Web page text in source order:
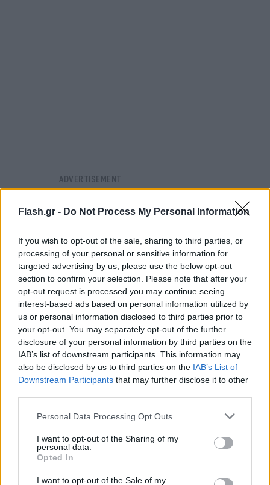
Flash.gr - Do Not Process My Personal Information
If you wish to opt-out of the sale, sharing to third parties, or
processing of your personal or sensitive information for
targeted advertising by us, please use the below opt-out
section to confirm your selection. Please note that after your
opt-out request is processed you may continue seeing
interest-based ads based on personal information utilized by
us or personal information disclosed to third parties prior to
your opt-out. You may separately opt-out of the further
disclosure of your personal information by third parties on the
IAB’s list of downstream participants. This information may
also be disclosed by us to third parties on the IAB’s List of
Downstream Participants that may further disclose it to other
Please note that this website/app uses one or more Google
not limited to your visit or usage behaviour. You may click to
grant or deny consent to Google and its third-party tags to
use your data for below specified purposes in below Google
consent section.
Personal Data Processing Opt Outs
I want to opt-out of the Sharing of my
personal data.
Opted In
I want to opt-out of the Sale of my
FLASH FOCUS